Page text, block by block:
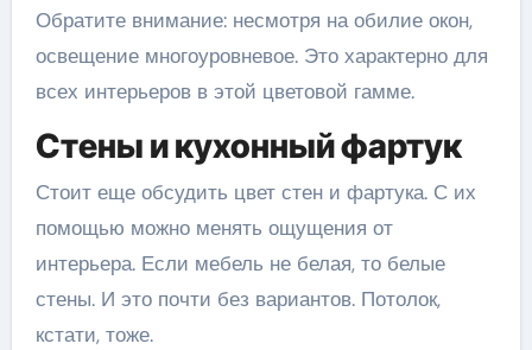
Обратите внимание: несмотря на обилие окон,
освещение многоуровневое. Это характерно для
всех интерьеров в этой цветовой гамме.
Стены и кухонный фартук
Стоит еще обсудить цвет стен и фартука. С их
помощью можно менять ощущения от
интерьера. Если мебель не белая, то белые
стены. И это почти без вариантов. Потолок,
кстати, тоже.